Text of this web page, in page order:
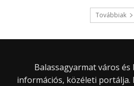
Továbbiak
Balassagyarmat város
információs, közéleti